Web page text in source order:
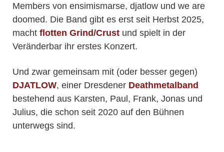
Members von ensimismarse, djatlow und we are
doomed. Die Band gibt es erst seit Herbst 2025,
macht flotten Grind/Crustund spielt in der
Veränderbar ihr erstes Konzert.
Und zwar gemeinsam mit (oder besser gegen)
DJATLOW, einer Dresdener Deathmetalband
bestehend aus Karsten, Paul, Frank, Jonas und
Julius, die schon seit 2020 auf den Bühnen
unterwegs sind.